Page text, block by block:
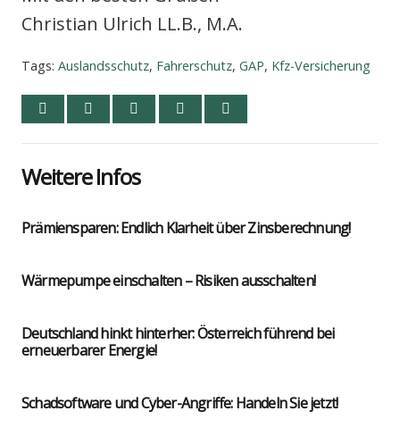
Chris­ti­an Ulrich LL.B., M.A.
Tags: Auslandsschutz, Fahrerschutz, GAP, Kfz-Versicherung
Wei­te­re Infos
Prä­mi­en­spa­ren: End­lich Klar­heit über Zins­be­rech­nung!
Wär­me­pum­pe ein­schal­ten – Risi­ken aus­schal­ten!
Deutsch­land hinkt hin­ter­her: Öster­reich füh­rend bei
erneu­er­ba­rer Ener­gie!
Schad­soft­ware und Cyber-Angrif­fe: Han­deln Sie jetzt!